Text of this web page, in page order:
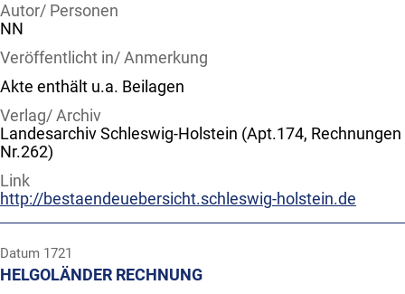
Autor/ Personen
NN
Veröffentlicht in/ Anmerkung
Akte enthält u.a. Beilagen
Verlag/ Archiv
Landesarchiv Schleswig-Holstein (Apt.174, Rechnungen
Nr.262)
Link
http://bestaendeuebersicht.schleswig-holstein.de
Datum 1721
HELGOLÄNDER RECHNUNG